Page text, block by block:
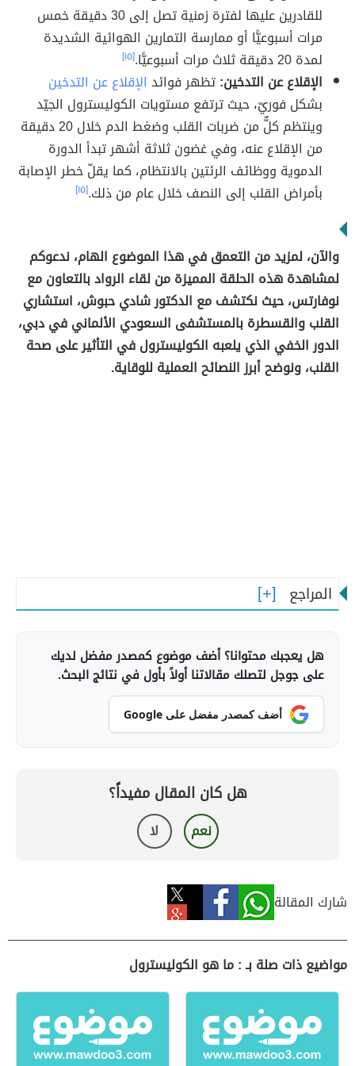
للقادرين عليها لفترة زمنية تصل إلى 30 دقيقة خمس
مرات أسبوعيًّا أو ممارسة التمارين الهوائية الشديدة
لمدة 20 دقيقة ثلاث مرات أسبوعيًّا.
[١٥]
الإقلاع عن التدخين:تظهر فوائد الإقلاع عن التدخين
بشكل فوريّ، حيث ترتفع مستويات الكوليسترول الجيّد
وينتظم كلٌّ من ضربات القلب وضغط الدم خلال 20 دقيقة
من الإقلاع عنه، وفي غضون ثلاثة أشهر تبدأ الدورة
الدموية ووظائف الرئتين بالانتظام، كما يقلّ خطر الإصابة
بأمراض القلب إلى النصف خلال عام من ذلك.[١٥]
والآن، لمزيد من التعمق في هذا الموضوع الهام، ندعوكم
لمشاهدة هذه الحلقة المميزة من لقاء الرواد بالتعاون مع
نوفارتس، حيث نكتشف مع الدكتور شادي حبوش، استشاري
القلب والقسطرة بالمستشفى السعودي الألماني في دبي،
الدور الخفي الذي يلعبه الكوليسترول في التأثير على صحة
القلب، ونوضح أبرز النصائح العملية للوقاية.
المراجع
هل يعجبك محتوانا؟ أضف موضوع كمصدر مفضل لديك
على جوجل لتصلك مقالاتنا أولاً بأول في نتائج البحث.
أضف كمصدر مفضل على Google
هل كان المقال مفيداً؟
نعم لا
شارك المقالة
مواضيع ذات صلة بـ : ما هو الكوليسترول